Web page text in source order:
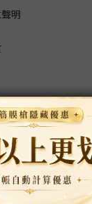
明
～18:00